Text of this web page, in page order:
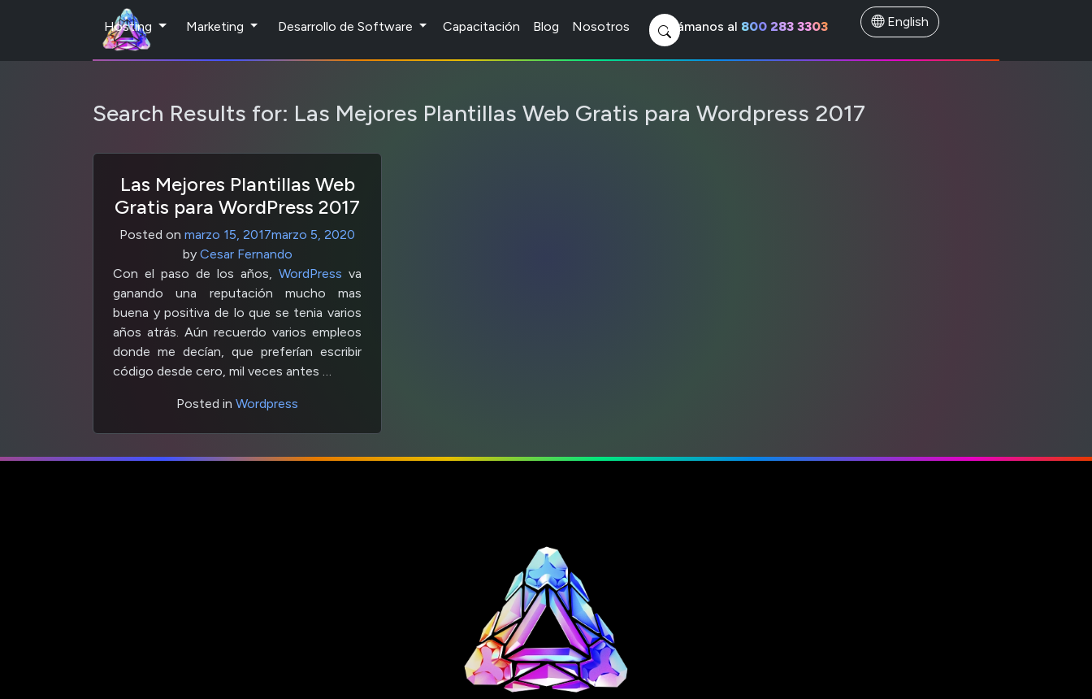
Hosting Marketing Desarrollo de Software Capacitación Blog Nosotros Llámanos al 800 283 3303 English
Search Results for: Las Mejores Plantillas Web Gratis para Wordpress 2017
Las Mejores Plantillas Web
Gratis para WordPress 2017
Posted on marzo 15, 2017marzo 5, 2020
by Cesar Fernando
Con el paso de los años, WordPress va
ganando una reputación mucho mas
buena y positiva de lo que se tenia varios
años atrás. Aún recuerdo varios empleos
donde me decían, que preferían escribir
código desde cero, mil veces antes …
Posted in Wordpress